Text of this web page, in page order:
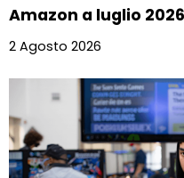
Amazon a luglio 2026
2 Agosto 2026